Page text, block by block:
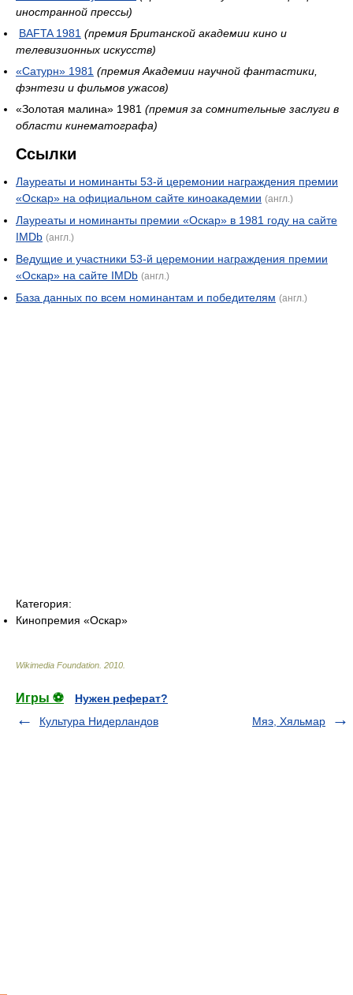
иностранной прессы)
BAFTA 1981 (премия Британской академии кино и
телевизионных искусств)
«Сатурн» 1981 (премия Академии научной фантастики,
фэнтези и фильмов ужасов)
«Золотая малина» 1981 (премия за сомнительные заслуги в
области кинематографа)
Ссылки
Лауреаты и номинанты 53-й церемонии награждения премии
«Оскар» на официальном сайте киноакадемии (англ.)
Лауреаты и номинанты премии «Оскар» в 1981 году на сайте
IMDb (англ.)
Ведущие и участники 53-й церемонии награждения премии
«Оскар» на сайте IMDb (англ.)
База данных по всем номинантам и победителям (англ.)
Категория:
Кинопремия «Оскар»
Wikimedia Foundation 2010
Игры ⚽
Нужен реферат?
Культура Нидерландов
Мяэ, Хяльмар